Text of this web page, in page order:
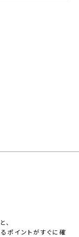
、
ポイントがすぐに確